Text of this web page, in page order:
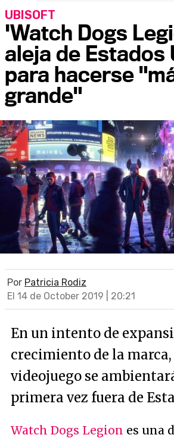
'Watch Dogs
aleja de Estados
para hacerse
grande"
UBISOFT
Por Patricia Rodiz
El 14 de October 2019 | 20:21
En un intento de
crecimiento de la marca,
videojuego se
primera vez fuera de
Watch Dogs Legion es una